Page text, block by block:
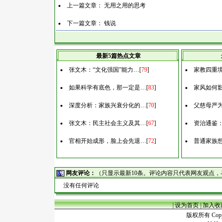
上一篇文章： 无用之用的思考
下一篇文章： 钱说
最新5篇热点文章
张文木：“文化强国”能力…[79]
如果科学有底色，那一定是…[83]
深度分析：家族兴衰分化的…[70]
张文木：民主社会主义及其…[67]
官相开始成形，脸上会先退…[72]
家教四重
家风如何
父慈母严
资治通鉴
普通家族
网友评论：
（只显示最新10条。评论内容只代表网友观点
没有任何评论
|设为首页|加入收
版权所有